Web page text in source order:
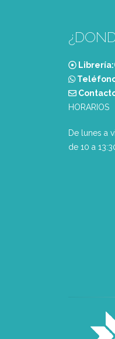
Librería:
HORARIOS
De lunes a
de 10 a